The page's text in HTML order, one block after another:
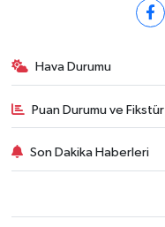
Hava Durumu
Puan Durumu ve Fikstür
Son Dakika Haberleri